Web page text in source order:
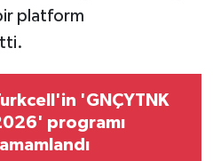
platform
'GNÇYTNK
programı